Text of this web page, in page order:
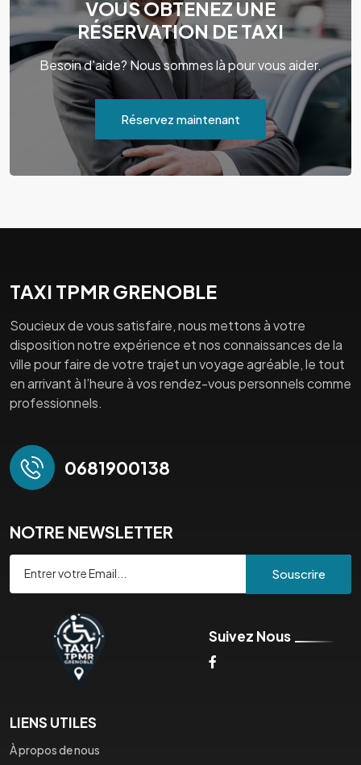
VOUS OBTENEZ UNE
RÉSERVATION DE TAXI
Besoin d'aide? Nous sommes là pour vous aider.
Réservez maintenant
TAXI TPMR GRENOBLE
Soucieux de vous satisfaire, nous mettons à votre
disposition notre expérience et nos connaissances de la
ville pour faire de votre trajet un voyage agréable, le tout
en arrivant à l’heure à vos rendez-vous personnels comme
professionnels.
0681900138
NOTRE NEWSLETTER
Souscrire
Suivez Nous
LIENS UTILES
À propos de nous